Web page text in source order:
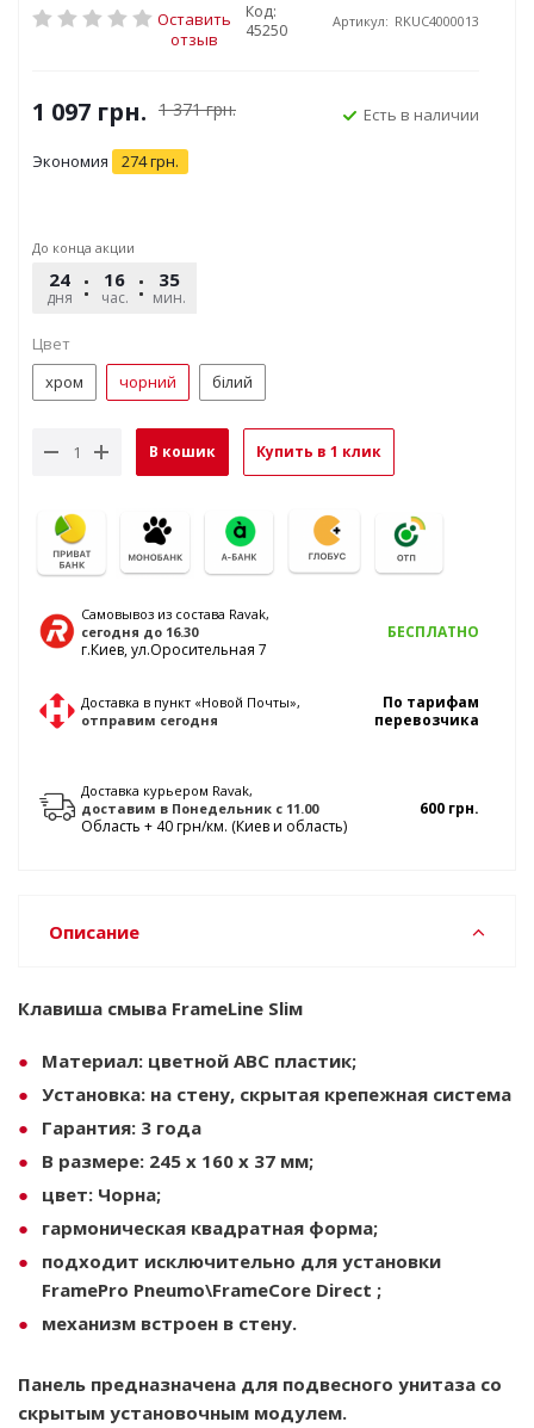
Оставить
отзыв
Код:
45250
Артикул: RKUC4000013
1 097 грн. 1 371грн.
Экономия 274грн.
Есть в наличии
До конца акции
24
дня
16
час.
35
мин.
Цвет
хром
чорний білий
В кошик Купить в 1 клик
Самовывоз из состава Ravak,
сегодня до 16.30
г.Киев, ул.Оросительная 7
БЕСПЛАТНО
Доставка в пункт «Новой Почты»,
отправим сегодня
По тарифам
перевозчика
Доставка курьером Ravak,
доставим в Понедельник с 11.00
Область + 40 грн/км. (Киев и область)
600 грн.
Описание
Клавиша смыва FrameLine Sliм
Материал: цветной АВС пластик;
Установка: на стену, скрытая крепежная система
Гарантия: 3 года
В размере: 245 x 160 x 37 мм;
цвет: Чорна;
гармоническая квадратная форма;
подходит исключительно для установки
FramePro Pneumo\FrameCore Direct ;
механизм встроен в стену.
Панель предназначена для подвесного унитаза со
скрытым установочным модулем.